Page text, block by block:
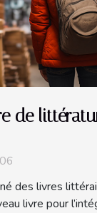
de
des livres
livre pour